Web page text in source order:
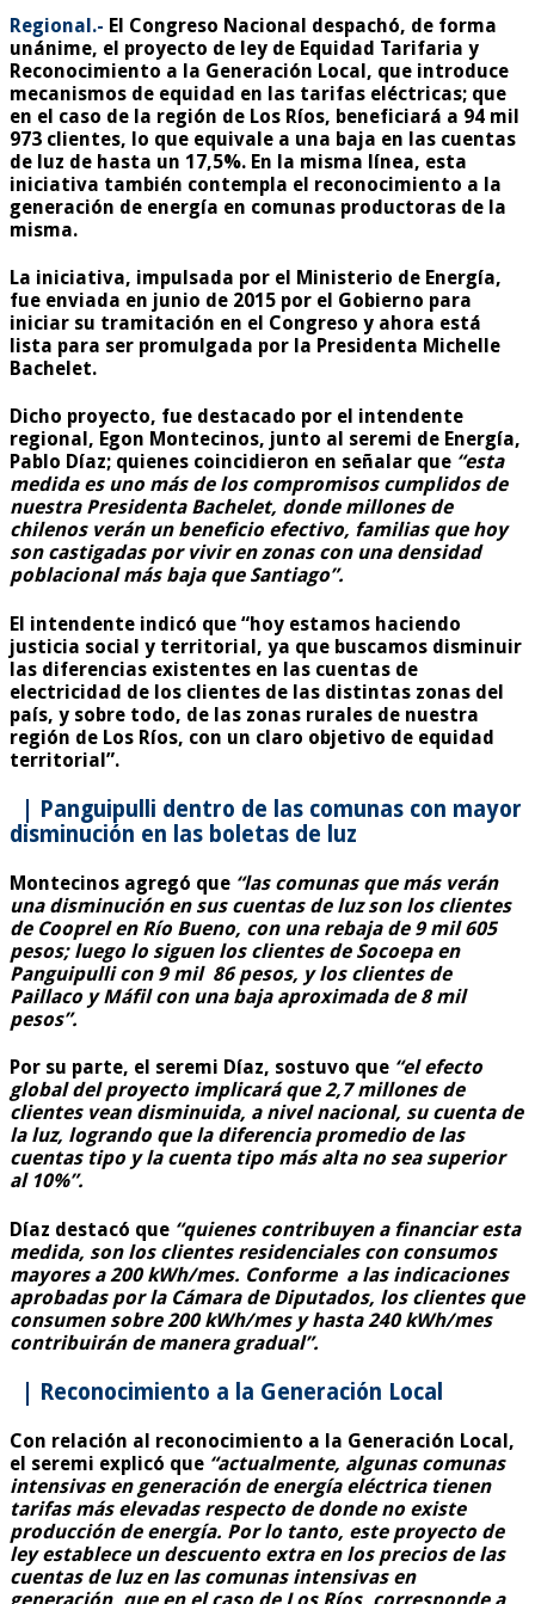
Regional.- El Congreso Nacional despachó, de forma
unánime, el proyecto de ley de Equidad Tarifaria y
Reconocimiento a la Generación Local, que introduce
mecanismos de equidad en las tarifas eléctricas; que
en el caso de la región de Los Ríos, beneficiará a 94 mil
973 clientes, lo que equivale a una baja en las cuentas
de luz de hasta un 17,5%. En la misma línea, esta
iniciativa también contempla el reconocimiento a la
generación de energía en comunas productoras de la
misma.
La iniciativa, impulsada por el Ministerio de Energía,
fue enviada en junio de 2015 por el Gobierno para
iniciar su tramitación en el Congreso y ahora está
lista para ser promulgada por la Presidenta Michelle
Bachelet.
Dicho proyecto, fue destacado por el intendente
regional, Egon Montecinos, junto al seremi de Energía,
Pablo Díaz; quienes coincidieron en señalar que “esta
medida es uno más de los compromisos cumplidos de
nuestra Presidenta Bachelet, donde millones de
chilenos verán un beneficio efectivo, familias que hoy
son castigadas por vivir en zonas con una densidad
poblacional más baja que Santiago”.
El intendente indicó que “hoy estamos haciendo
justicia social y territorial, ya que buscamos disminuir
las diferencias existentes en las cuentas de
electricidad de los clientes de las distintas zonas del
país, y sobre todo, de las zonas rurales de nuestra
región de Los Ríos, con un claro objetivo de equidad
territorial”.
| Panguipulli dentro de las comunas con mayor
disminución en las boletas de luz
Montecinos agregó que “las comunas que más verán
una disminución en sus cuentas de luz son los clientes
de Cooprel en Río Bueno, con una rebaja de 9 mil 605
pesos; luego lo siguen los clientes de Socoepa en
Panguipulli con 9 mil 86 pesos, y los clientes de
Paillaco y Máfil con una baja aproximada de 8 mil
pesos”.
Por su parte, el seremi Díaz, sostuvo que “el efecto
global del proyecto implicará que 2,7 millones de
clientes vean disminuida, a nivel nacional, su cuenta de
la luz, logrando que la diferencia promedio de las
cuentas tipo y la cuenta tipo más alta no sea superior
al 10%”.
Díaz destacó que “quienes contribuyen a financiar esta
medida, son los clientes residenciales con consumos
mayores a 200 kWh/mes. Conforme a las indicaciones
aprobadas por la Cámara de Diputados, los clientes que
consumen sobre 200 kWh/mes y hasta 240 kWh/mes
contribuirán de manera gradual”.
| Reconocimiento a la Generación Local
Con relación al reconocimiento a la Generación Local,
el seremi explicó que “actualmente, algunas comunas
intensivas en generación de energía eléctrica tienen
tarifas más elevadas respecto de donde no existe
producción de energía. Por lo tanto, este proyecto de
ley establece un descuento extra en los precios de las
cuentas de luz en las comunas intensivas en